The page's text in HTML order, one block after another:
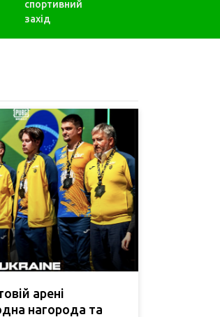
спортивний
захід
арені
нагорода та